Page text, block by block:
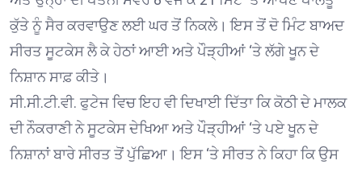
ਕੁੱਤੇ ਨੂੰ ਸੈਰ ਕਰਵਾਉਣ ਲਈ ਘਰ ਤੋਂ ਨਿਕਲੇ। ਇਸ ਤੋਂ ਦੋ ਮਿੰਟ ਬਾਅਦ
ਸੀਰਤ ਸੂਟਕੇਸ ਲੈ ਕੇ ਹੇਠਾਂ ਆਈ ਅਤੇ ਪੌੜ੍ਹੀਆਂ ‘ਤੇ ਲੱਗੇ ਖੂਨ ਦੇ
ਨਿਸ਼ਾਨ ਸਾਫ਼ ਕੀਤੇ।
ਸੀ.ਸੀ.ਟੀ.ਵੀ. ਫੁਟੇਜ ਵਿਚ ਇਹ ਵੀ ਦਿਖਾਈ ਦਿੱਤਾ ਕਿ ਕੋਠੀ ਦੇ ਮਾਲਕ
ਦੀ ਨੌਕਰਾਣੀ ਨੇ ਸੂਟਕੇਸ ਦੇਖਿਆ ਅਤੇ ਪੌੜ੍ਹੀਆਂ ‘ਤੇ ਪਏ ਖੂਨ ਦੇ
ਨਿਸ਼ਾਨਾਂ ਬਾਰੇ ਸੀਰਤ ਤੋਂ ਪੁੱਛਿਆ। ਇਸ ‘ਤੇ ਸੀਰਤ ਨੇ ਕਿਹਾ ਕਿ ਉਸ